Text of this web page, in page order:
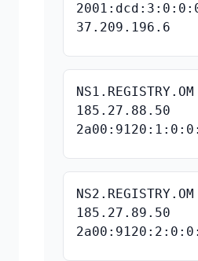
37.209.196.6
NS1.REGISTRY.OM
185.27.88.50
NS2.REGISTRY.OM
185.27.89.50